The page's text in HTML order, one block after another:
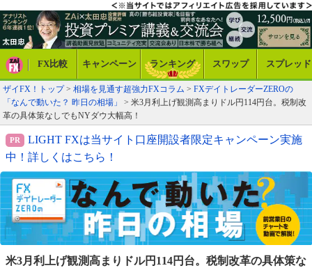
FX比較 キャンペーン ランキング スワップ スプレッド
ザイFX！トップ> 相場を見通す超強力FXコラム > FXデイトレーダーZEROの
「なんで動いた？ 昨日の相場」
> 米3月利上げ観測高まりドル円114円台。税制改
革の具体策なしでもNYダウ大幅高！
LIGHT FXは当サイト口座開設者限定キャンペーン実施
中！詳しくはこちら！
米3月利上げ観測高まりドル円114円台。税制改革の具体策な